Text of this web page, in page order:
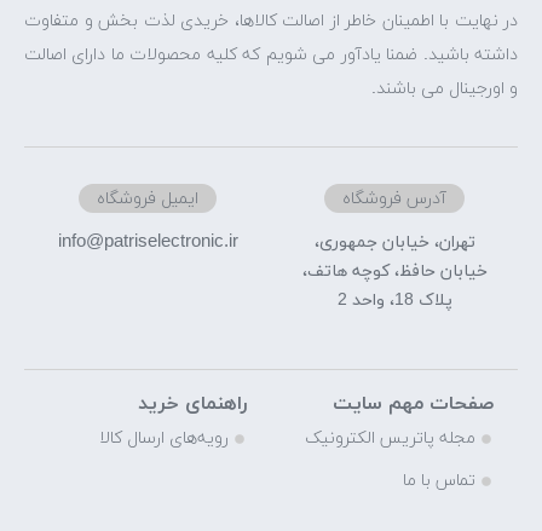
در نهایت با اطمینان خاطر از اصالت کالاها، خریدی لذت بخش و متفاوت
داشته باشید. ضمنا یادآور می شویم که کلیه محصولات ما دارای اصالت
و اورجینال می باشند.
آدرس فروشگاه
تهران، خیابان جمهوری،
خیابان حافظ، کوچه هاتف،
پلاک 18، واحد 2
ایمیل فروشگاه
info@patriselectronic.ir
صفحات مهم سایت
مجله پاتریس الکترونیک
تماس با ما
راهنمای خرید
رویه‌های ارسال کالا